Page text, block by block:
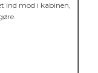
ind mod i kabinen,